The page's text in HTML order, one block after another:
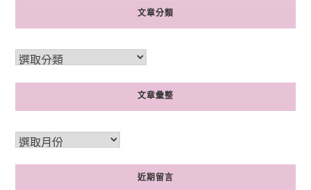
文章分類
文章彙整
近期留言